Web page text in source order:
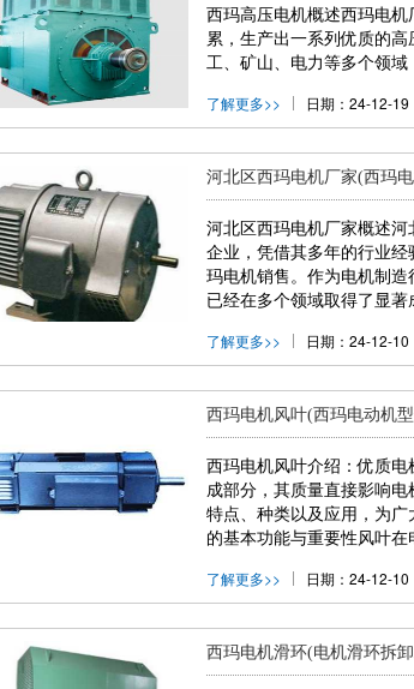
西玛高压电机概述西玛电
累，生产出一系列优质的
工、矿山、电力等多个领
了解更多>> 日期：24-12-19
河北区西玛电机厂家(西玛
河北区西玛电机厂家概述
企业，凭借其多年的行业
玛电机销售。作为电机制
已经在多个领域取得了显
了解更多>> 日期：24-12-10
西玛电机风叶(西玛电动机
西玛电机风叶介绍：优质
成部分，其质量直接影响
特点、种类以及应用，为
的基本功能与重要性风叶
了解更多>> 日期：24-12-10
西玛电机滑环(电机滑环拆